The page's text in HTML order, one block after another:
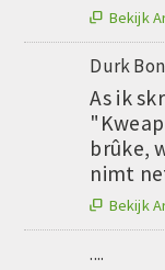
 Bekijk
Durk
As ik
brûke,
nimt
 Bekijk
....